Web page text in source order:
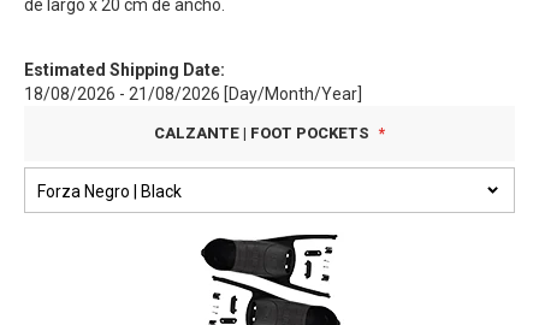
de largo x 20 cm de ancho.
Estimated Shipping Date:
18/08/2026 - 21/08/2026 [Day/Month/Year]
CALZANTE | FOOT POCKETS